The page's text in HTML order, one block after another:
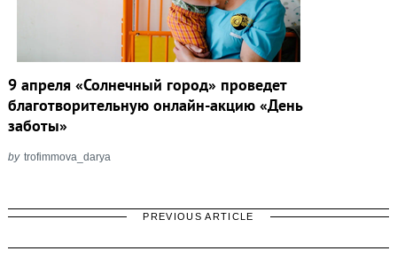
9 апреля «Солнечный город» проведет
благотворительную онлайн-акцию «День
заботы»
by trofimmova_darya
PREVIOUS ARTICLE